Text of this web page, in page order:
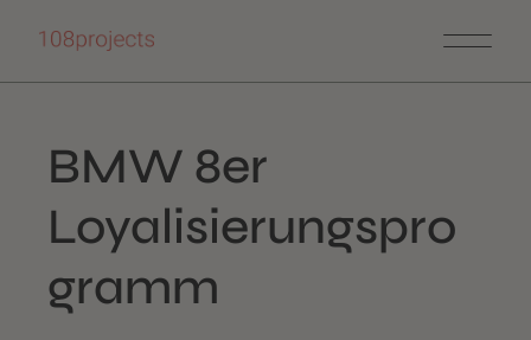
BMW 8er
Loyalisierungspro
gramm